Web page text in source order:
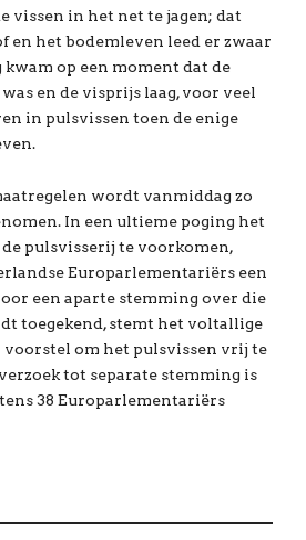
vissen in het net te jagen; dat
en het bodemleven leed er zwaar
op een moment dat de
en de visprijs laag, voor veel
in pulsvissen toen de enige
wordt vanmiddag zo
In een ultieme poging het
pulsvisserij te voorkomen,
Europarlementariërs een
een aparte stemming over die
toegekend, stemt het voltallige
om het pulsvissen vrij te
tot separate stemming is
38 Europarlementariërs